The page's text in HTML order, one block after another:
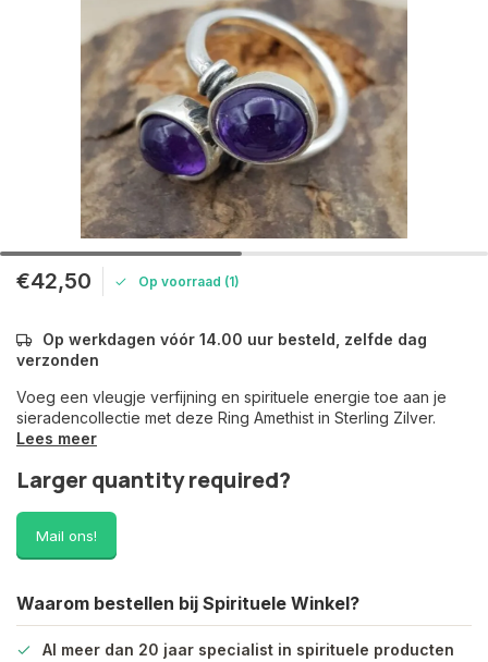
€42,50 Op voorraad (1)
Op werkdagen vóór 14.00 uur besteld, zelfde dag
verzonden
Voeg een vleugje verfijning en spirituele energie toe aan je
sieradencollectie met deze Ring Amethist in Sterling Zilver.
Lees meer
Larger quantity required?
Mail ons!
Waarom bestellen bij Spirituele Winkel?
Al meer dan 20 jaar specialist in spirituele producten